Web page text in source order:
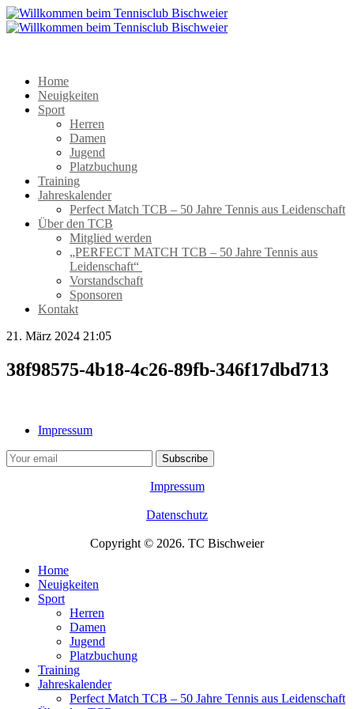
Home
Neuigkeiten
Sport
Herren
Damen
Jugend
Platzbuchung
Training
Jahreskalender
Perfect Match TCB – 50 Jahre Tennis aus Leidenschaft
Über den TCB
Mitglied werden
„PERFECT MATCH TCB – 50 Jahre Tennis aus
Leidenschaft“
Vorstandschaft
Sponsoren
Kontakt
21. März 2024 21:05
38f98575-4b18-4c26-89fb-346f17dbd713
Impressum
Impressum
Datenschutz
Copyright © 2026. TC Bischweier
Home
Neuigkeiten
Sport
Herren
Damen
Jugend
Platzbuchung
Training
Jahreskalender
Perfect Match TCB – 50 Jahre Tennis aus Leidenschaft